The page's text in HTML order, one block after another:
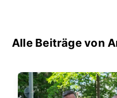
Alle Beiträge von